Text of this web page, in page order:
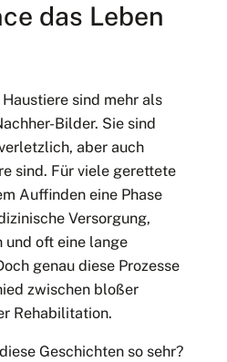
das Leben
sind mehr als
Bilder. Sie sind
aber auch
sind. Für viele gerettete
Auffinden eine Phase
Versorgung,
und oft eine lange
genau diese Prozesse
zwischen bloßer
Rehabilitation.
Geschichten so sehr?